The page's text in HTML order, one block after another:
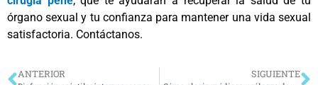
órgano sexual y tu confianza para mantener una vida sexual
satisfactoria. Contáctanos.
ANTERIOR SIGUIENTE